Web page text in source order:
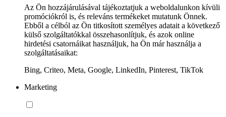
Az Ön hozzájárulásával tájékoztatjuk a weboldalunkon kívüli
promóciókról is, és releváns termékeket mutatunk Önnek.
Ebből a célból az Ön titkosított személyes adatait a következő
külső szolgáltatókkal összehasonlítjuk, és azok online
hirdetési csatornáikat használjuk, ha Ön már használja a
szolgáltatásaikat:
Bing, Criteo, Meta, Google, LinkedIn, Pinterest, TikTok
Marketing